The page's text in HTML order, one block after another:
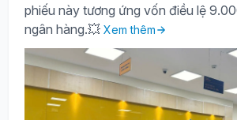
phiếu này tương ứng vốn điều lệ
ngân hàng.💥 Xem thêm